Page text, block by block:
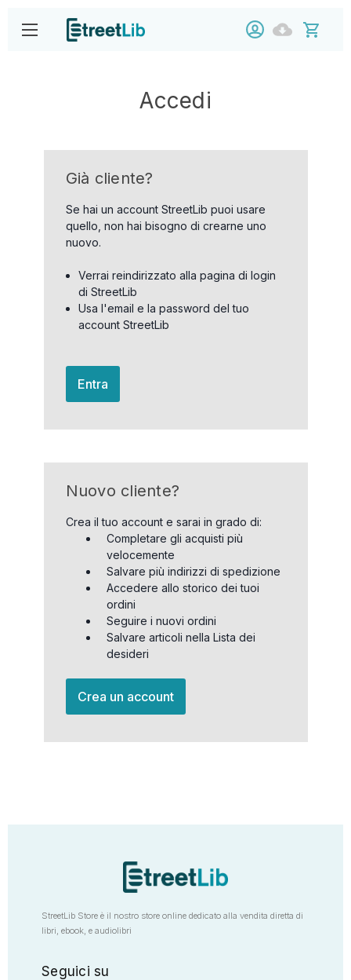
Accedi
Già cliente?
Se hai un account StreetLib puoi usare
quello, non hai bisogno di crearne uno
nuovo.
Verrai reindirizzato alla pagina di login
di StreetLib
Usa l'email e la password del tuo
account StreetLib
Entra
Nuovo cliente?
Crea il tuo account e sarai in grado di:
Completare gli acquisti più
velocemente
Salvare più indirizzi di spedizione
Accedere allo storico dei tuoi
ordini
Seguire i nuovi ordini
Salvare articoli nella Lista dei
desideri
Crea un account
StreetLib Store è il nostro store online dedicato alla vendita diretta di
libri, ebook, e audiolibri
Seguici su